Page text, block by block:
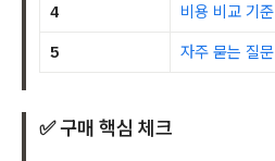
4
비용 비교 기준
5
자주 묻는 질문
✅ 구매 핵심 체크